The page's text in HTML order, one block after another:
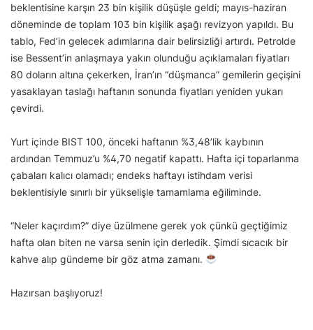
beklentisine karşın 23 bin kişilik düşüşle geldi; mayıs-haziran
döneminde de toplam 103 bin kişilik aşağı revizyon yapıldı. Bu
tablo, Fed’in gelecek adımlarına dair belirsizliği artırdı. Petrolde
ise Bessent’in anlaşmaya yakın olunduğu açıklamaları fiyatları
80 doların altına çekerken, İran’ın “düşmanca” gemilerin geçişini
yasaklayan taslağı haftanın sonunda fiyatları yeniden yukarı
çevirdi.
Yurt içinde BIST 100, önceki haftanın %3,48’lik kaybının
ardından Temmuz’u %4,70 negatif kapattı. Hafta içi toparlanma
çabaları kalıcı olamadı; endeks haftayı istihdam verisi
beklentisiyle sınırlı bir yükselişle tamamlama eğiliminde.
“Neler kaçırdım?” diye üzülmene gerek yok çünkü geçtiğimiz
hafta olan biten ne varsa senin için derledik. Şimdi sıcacık bir
kahve alıp gündeme bir göz atma zamanı.
Hazırsan başlıyoruz!